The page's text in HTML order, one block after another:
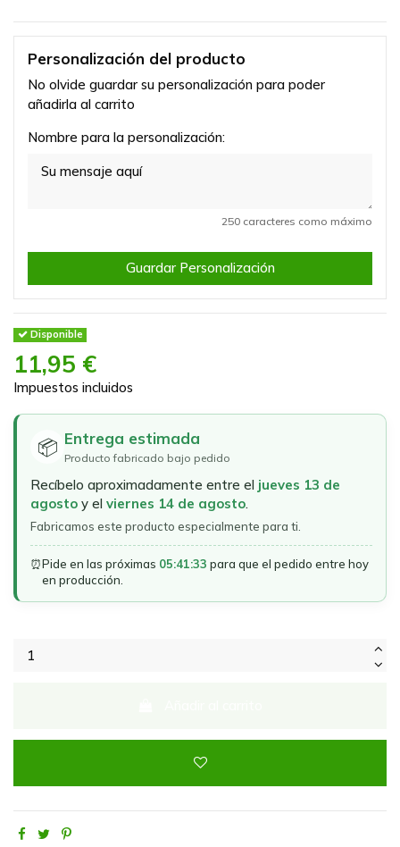
Personalización del producto
No olvide guardar su personalización para poder
añadirla al carrito
Nombre para la personalización:
250 caracteres como máximo
Guardar Personalización
Disponible
11,95 €
Impuestos incluidos
📦 Entrega estimada
Producto fabricado bajo pedido
Recíbelo aproximadamente entre el jueves 13 de
agosto y el viernes 14 de agosto.
Fabricamos este producto especialmente para ti.
⏰Pide en las próximas 05:41:33 para que el pedido entre hoy
en producción.